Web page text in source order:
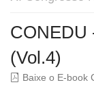
CONEDU
(Vol.4)
Baixe o E-book